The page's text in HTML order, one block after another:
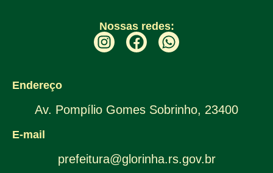
Nossas redes:
Endereço
Av. Pompílio Gomes Sobrinho, 23400
E-mail
prefeitura@glorinha.rs.gov.br